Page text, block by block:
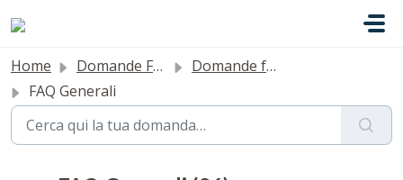
Home Domande Frequenti (FAQ)
Domande frequenti
FAQ Generali